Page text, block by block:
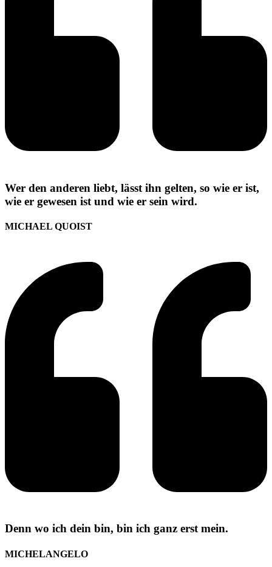
Wer den anderen liebt, lässt ihn gelten, so wie er ist,
wie er gewesen ist und wie er sein wird.
MICHAEL QUOIST
Denn wo ich dein bin, bin ich ganz erst mein.
MICHELANGELO